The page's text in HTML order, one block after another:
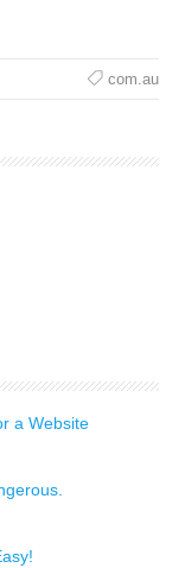
com.au
a Website